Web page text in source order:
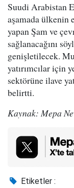
Suudi Arabistan
aşamada ülkenin
yapan Şam ve
sağlanacağını
genişletilecek.
yatırımcılar için
sektörüne ilave
belirtti.
Kaynak: Mepa
Etiketler :